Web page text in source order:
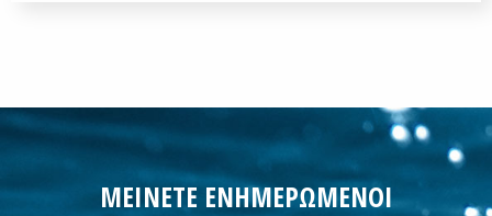
ΜΕΙΝΕΤΕ ΕΝΗΜΕΡΩΜΕΝΟΙ